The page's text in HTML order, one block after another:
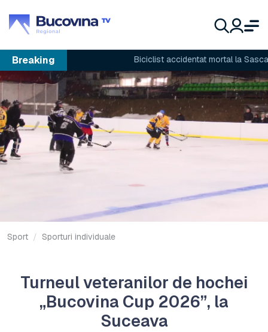
Breaking Biciclist accidentat mortal la Sasca
Sport Sporturi individuale
Turneul veteranilor de hochei
„Bucovina Cup 2026”, la
Suceava